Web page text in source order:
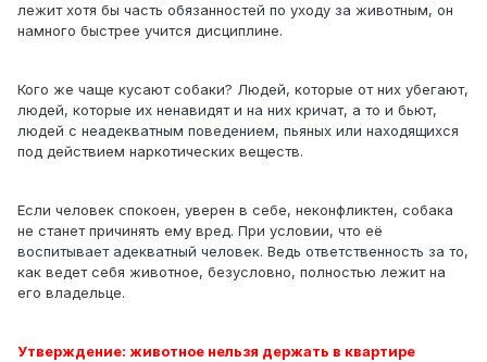
лежит хотя бы часть обязанностей по уходу за животным, он
намного быстрее учится дисциплине.
Кого же чаще кусают собаки? Людей, которые от них убегают,
людей, которые их ненавидят и на них кричат, а то и бьют,
людей с неадекватным поведением, пьяных или находящихся
под действием наркотических веществ.
Если человек спокоен, уверен в себе, неконфликтен, собака
не станет причинять ему вред. При условии, что её
воспитывает адекватный человек. Ведь ответственность за то,
как ведет себя животное, безусловно, полностью лежит на
его владельце.
Утверждение: животное нельзя держать в квартире